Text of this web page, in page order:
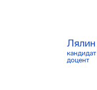
Лялин
доцент